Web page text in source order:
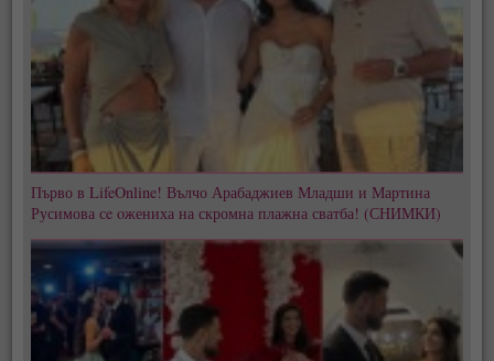
Първо в LifeOnline! Вълчо Арабаджиев Младши и Мартина
Русимова сe oжениха на скромна плажна сватба! (СНИМКИ)